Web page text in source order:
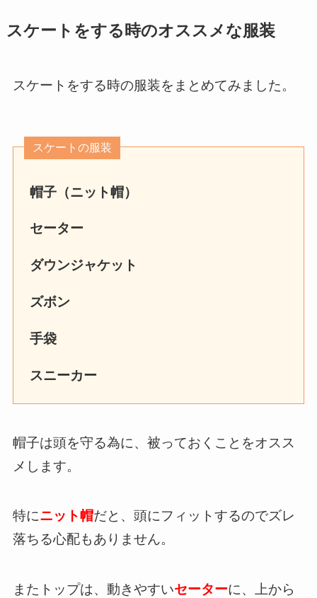
スケートをする時のオススメな服装
スケートをする時の服装をまとめてみました。
スケートの服装
帽子（ニット帽）
セーター
ダウンジャケット
ズボン
手袋
スニーカー
帽子は頭を守る為に、被っておくことをオスス
メします。
特にニット帽だと、頭にフィットするのでズレ
落ちる心配もありません。
またトップは、動きやすいセーターに、上から